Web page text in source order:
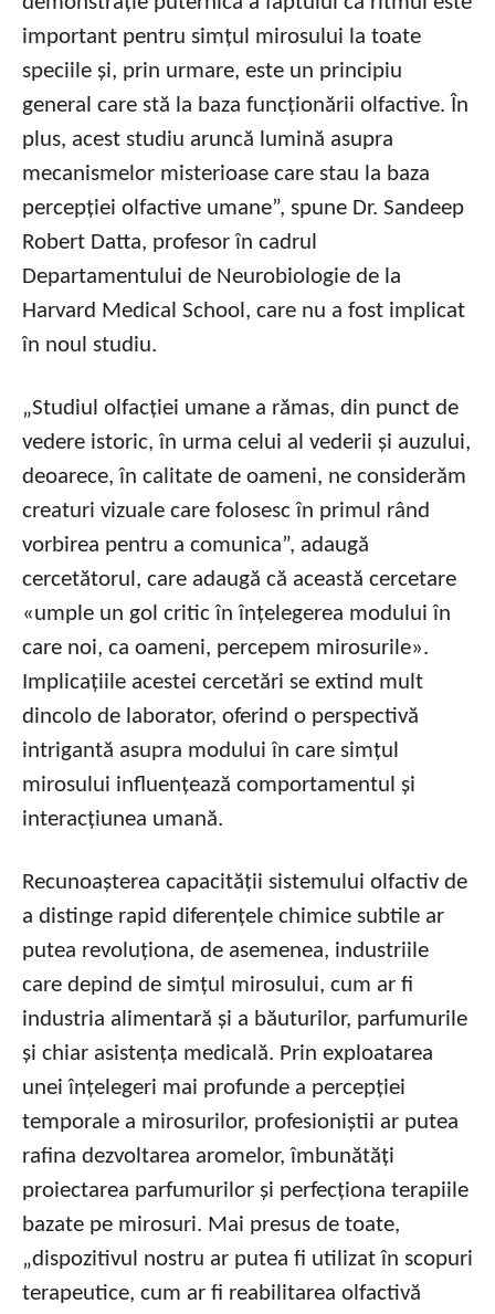
important pentru simțul mirosului la toate
speciile și, prin urmare, este un principiu
general care stă la baza funcționării olfactive. În
plus, acest studiu aruncă lumină asupra
mecanismelor misterioase care stau la baza
percepției olfactive umane”, spune Dr. Sandeep
Robert Datta, profesor în cadrul
Departamentului de Neurobiologie de la
Harvard Medical School, care nu a fost implicat
în noul studiu.
„Studiul olfacției umane a rămas, din punct de
vedere istoric, în urma celui al vederii și auzului,
deoarece, în calitate de oameni, ne considerăm
creaturi vizuale care folosesc în primul rând
vorbirea pentru a comunica”, adaugă
cercetătorul, care adaugă că această cercetare
«umple un gol critic în înțelegerea modului în
care noi, ca oameni, percepem mirosurile».
Implicațiile acestei cercetări se extind mult
dincolo de laborator, oferind o perspectivă
intrigantă asupra modului în care simțul
mirosului influențează comportamentul și
interacțiunea umană.
Recunoașterea capacității sistemului olfactiv de
a distinge rapid diferențele chimice subtile ar
putea revoluționa, de asemenea, industriile
care depind de simțul mirosului, cum ar fi
industria alimentară și a băuturilor, parfumurile
și chiar asistența medicală. Prin exploatarea
unei înțelegeri mai profunde a percepției
temporale a mirosurilor, profesioniștii ar putea
rafina dezvoltarea aromelor, îmbunătăți
proiectarea parfumurilor și perfecționa terapiile
bazate pe mirosuri. Mai presus de toate,
„dispozitivul nostru ar putea fi utilizat în scopuri
terapeutice, cum ar fi reabilitarea olfactivă